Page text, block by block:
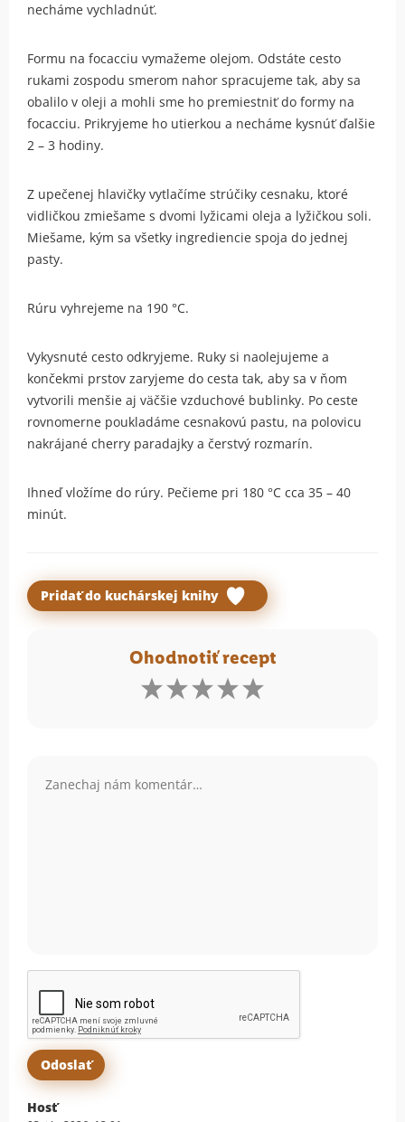
necháme vychladnúť.
Formu na focacciu vymažeme olejom. Odstáte cesto
rukami zospodu smerom nahor spracujeme tak, aby sa
obalilo v oleji a mohli sme ho premiestniť do formy na
focacciu. Prikryjeme ho utierkou a necháme kysnúť ďalšie
2 – 3 hodiny.
Z upečenej hlavičky vytlačíme strúčiky cesnaku, ktoré
vidličkou zmiešame s dvomi lyžicami oleja a lyžičkou soli.
Miešame, kým sa všetky ingrediencie spoja do jednej
pasty.
Rúru vyhrejeme na 190 °C.
Vykysnuté cesto odkryjeme. Ruky si naolejujeme a
končekmi prstov zaryjeme do cesta tak, aby sa v ňom
vytvorili menšie aj väčšie vzduchové bublinky. Po ceste
rovnomerne poukladáme cesnakovú pastu, na polovicu
nakrájané cherry paradajky a čerstvý rozmarín.
Ihneď vložíme do rúry. Pečieme pri 180 °C cca 35 – 40
minút.
Pridať do kuchárskej knihy
Ohodnotiť recept
Hosť